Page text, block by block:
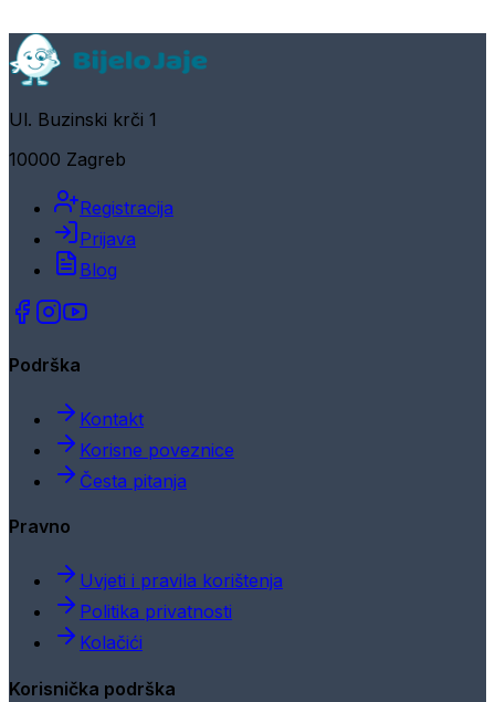
Ul. Buzinski krči 1
10000 Zagreb
Registracija
Prijava
Blog
Podrška
Kontakt
Korisne poveznice
Česta pitanja
Pravno
Uvjeti i pravila korištenja
Politika privatnosti
Kolačići
Korisnička podrška